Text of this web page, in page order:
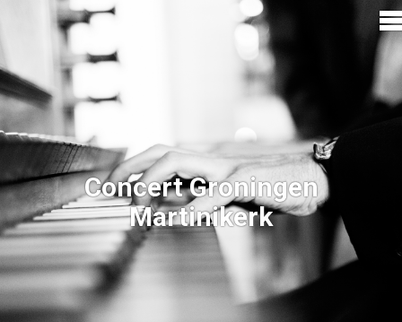
Concert Groningen
Martinikerk